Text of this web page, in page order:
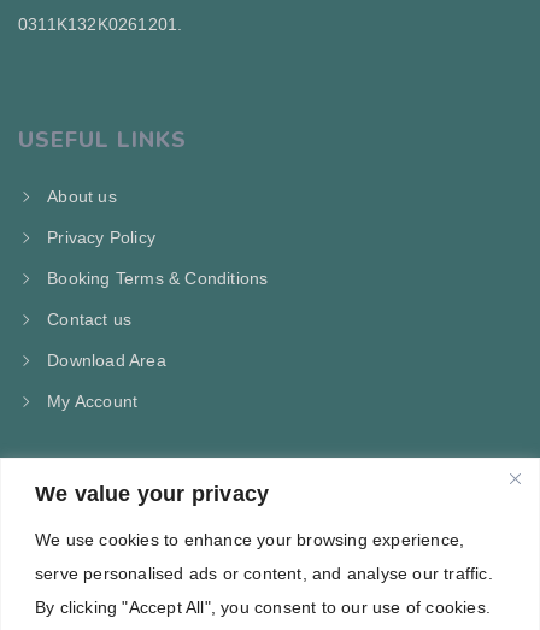
We value your privacy
We use cookies to enhance your browsing experience,
serve personalised ads or content, and analyse our traffic.
By clicking "Accept All", you consent to our use of cookies.
0311Κ132Κ0261201.
USEFUL LINKS
About us
Privacy Policy
Booking Terms & Conditions
Contact us
Download Area
My Account
CONTACT US
Phone: +30 697 244 5368